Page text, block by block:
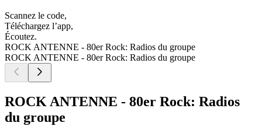
Scannez le code,
Téléchargez l’app,
Écoutez.
ROCK ANTENNE - 80er Rock: Radios du groupe
ROCK ANTENNE - 80er Rock: Radios du groupe
ROCK ANTENNE - 80er Rock: Radios
du groupe